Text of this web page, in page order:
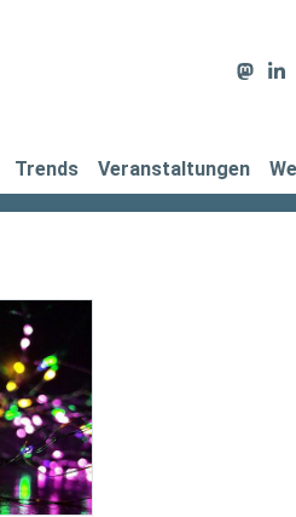
Trends Veranstaltungen